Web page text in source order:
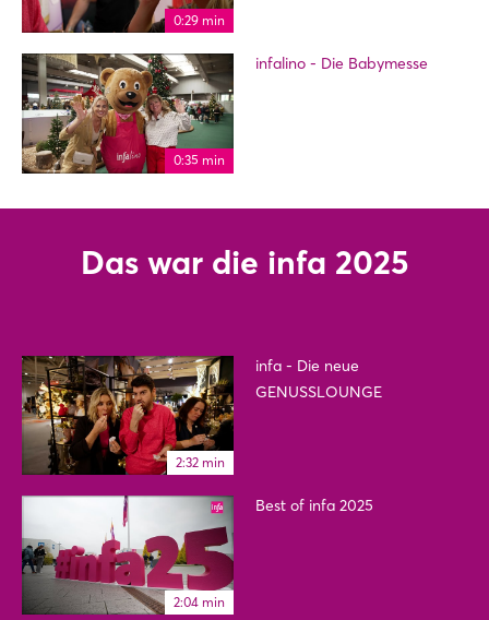
0:29 min
0:35 min
infalino - Die Babymesse
Das war die infa 2025
2:32 min
infa - Die neue
GENUSSLOUNGE
2:04 min
Best of infa 2025